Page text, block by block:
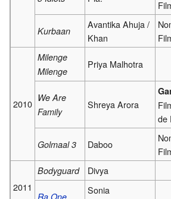
Kurbaan
Avantika Ahuja /
Khan
2010
Milenge
Milenge
Priya Malhotra
We Are
Family
Shreya Arora
de
Golmaal 3 Daboo
2011
Bodyguard Divya
Sonia